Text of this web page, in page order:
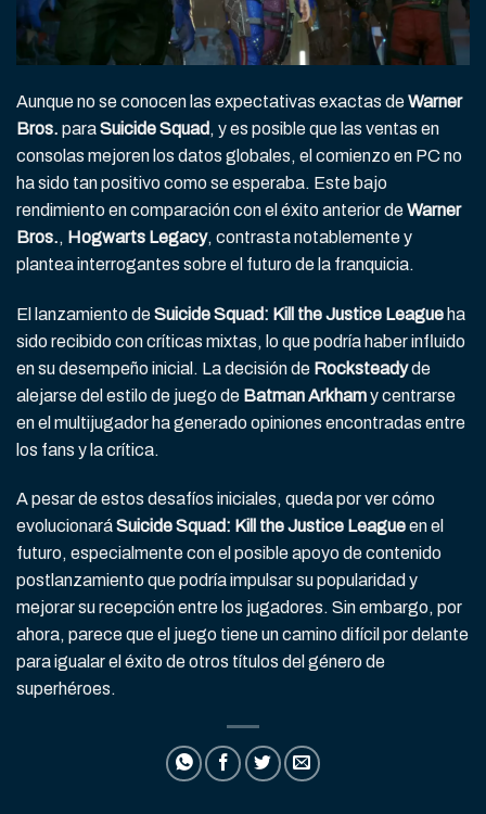
Aunque no se conocen las expectativas exactas deWarner
Bros. paraSuicide Squad , y es posible que las ventas en
consolas mejoren los datos globales, el comienzo en PC no
ha sido tan positivo como se esperaba. Este bajo
rendimiento en comparación con el éxito anterior deWarner
Bros., Hogwarts Legacy, contrasta notablemente y
plantea interrogantes sobre el futuro de la franquicia.
El lanzamiento deSuicide Squad: Kill the Justice League ha
sido recibido con críticas mixtas, lo que podría haber influido
en su desempeño inicial. La decisión de Rocksteadyde
alejarse del estilo de juego de Batman Arkhamy centrarse
en el multijugador ha generado opiniones encontradas entre
los fans y la crítica.
A pesar de estos desafíos iniciales, queda por ver cómo
evolucionaráSuicide Squad: Kill the Justice Leagueen el
futuro, especialmente con el posible apoyo de contenido
postlanzamiento que podría impulsar su popularidad y
mejorar su recepción entre los jugadores. Sin embargo, por
ahora, parece que el juego tiene un camino difícil por delante
para igualar el éxito de otros títulos del género de
superhéroes.